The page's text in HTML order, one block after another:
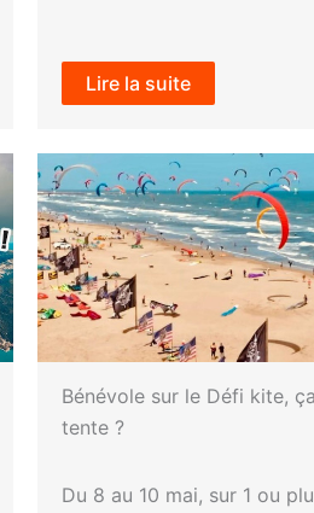
Lire la suite
Bénévole sur le Défi kite,
tente ?
Du 8 au 10 mai, sur 1 ou